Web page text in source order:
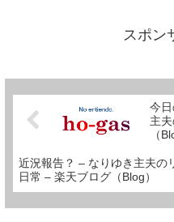
せいではなかった。日記の前フリ
に熱中して、買い物行くの若干遅
スポン
今
主
（
近況報告？ – なりゆき主夫の
日常 – 楽天ブログ（Blog）